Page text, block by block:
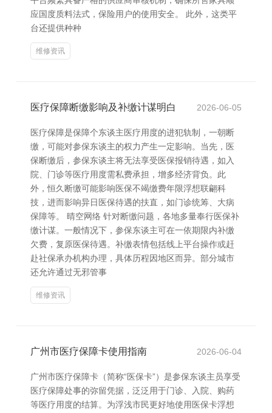
应国度质料法式，保险用户的使用安全。 此外，这类平
台还提供种种
维修资讯
医疗保障断缴影响及补缴计谋明白 2026-06-05
医疗保障是保障个东谈主医疗用度的进犯轨制，一朝断
缴，可能对参保东谈主的权力产生一定影响。当先，医
保断缴后，参保东谈主将无法享受医保报销待遇，如入
院、门诊等医疗用度需私费承担，增多经济背负。此
外，恒久断缴可能影响医保不竭缴费年限浮想联翩科
技，进而影响异日医保待遇的扶直，如门诊统筹、大病
保障等。 晴空网络 针对断缴问题，各地多量奉行医保补
缴计谋。一般情况下，参保东谈主可在一依期限内补缴
欠费，复原医保待遇。补缴表情包括线上平台操作或赶
赴社保承办机构办理，具体历程因地区而异。部分城市
还允许通过无邪管事
维修资讯
广州市医疗保障卡使用指南 2026-06-04
广州市医疗保障卡（简称“医保卡”）是参保东谈主员享受
医疗保障处事的弥留凭据，泛泛用于门诊、入院、购药
等医疗用度的结算。为浮浅市民更好地使用医保卡浮想